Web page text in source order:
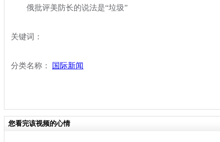
俄批评美防长的说法是“垃圾”
关键词：
分类名称： 国际新闻
您看完该视频的心情